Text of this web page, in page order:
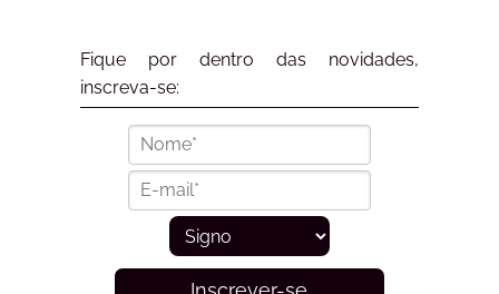
Fique por dentro das novidades,
inscreva-se: